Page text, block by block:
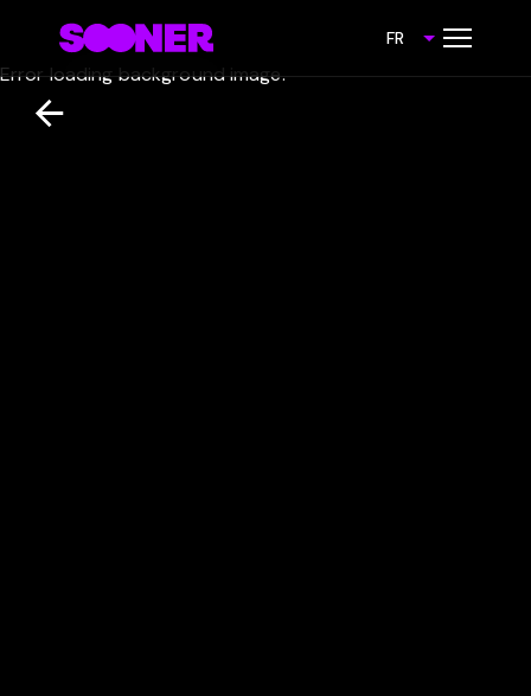
FR
Error loading background image.